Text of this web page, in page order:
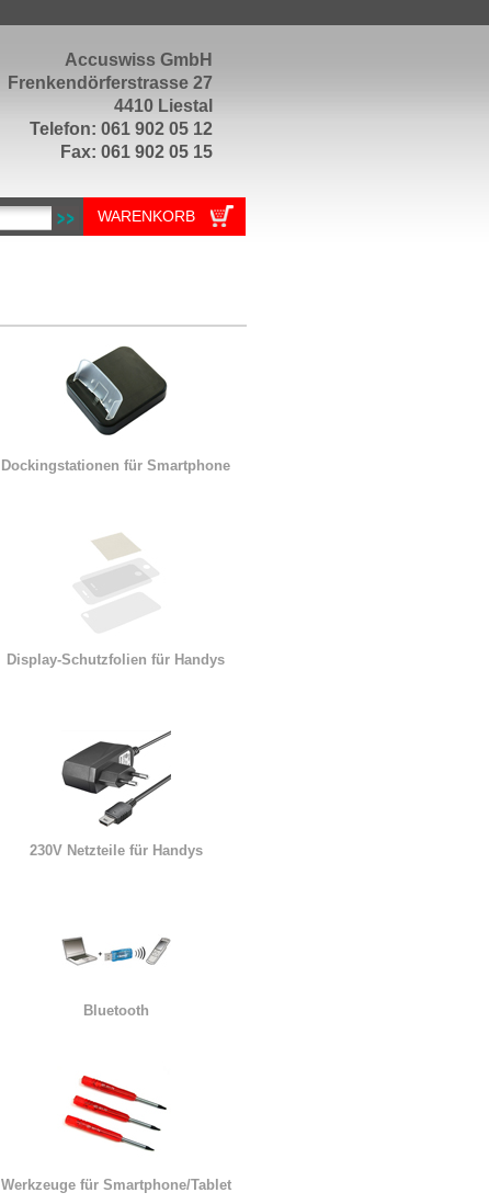
Accuswiss GmbH
Frenkendörferstrasse 27
4410 Liestal
Telefon: 061 902 05 12
Fax: 061 902 05 15
WARENKORB
Dockingstationen für Smartphone
Display-Schutzfolien für Handys
230V Netzteile für Handys
Bluetooth
Werkzeuge für Smartphone/Tablet